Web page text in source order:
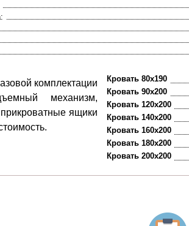
комплектации
механизм,
ящики
Кровать 80х190
Кровать 90х200
Кровать 120х200
Кровать 140х200
Кровать 160х200
Кровать 180х200
Кровать 200х200